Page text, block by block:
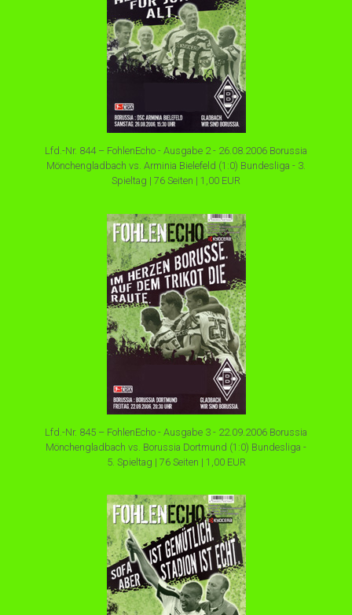
Lfd.-Nr. 844 – FohlenEcho - Ausgabe 2 - 26.08.2006 Borussia
Mönchengladbach vs. Arminia Bielefeld (1:0) Bundesliga - 3.
Spieltag | 76 Seiten | 1,00 EUR
Lfd.-Nr. 845 – FohlenEcho - Ausgabe 3 - 22.09.2006 Borussia
Mönchengladbach vs. Borussia Dortmund (1:0) Bundesliga -
5. Spieltag | 76 Seiten | 1,00 EUR